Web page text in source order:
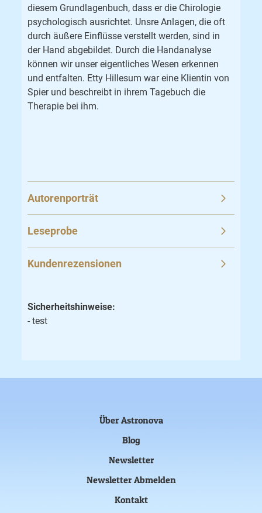
diesem Grundlagenbuch, dass er die Chirologie
psychologisch ausrichtet. Unsre Anlagen, die oft
durch äußere Einflüsse verstellt werden, sind in
der Hand abgebildet. Durch die Handanalyse
können wir unser eigentliches Wesen erkennen
und entfalten. Etty Hillesum war eine Klientin von
Spier und beschreibt in ihrem Tagebuch die
Therapie bei ihm.
Autorenporträt
Leseprobe
Kundenrezensionen
Sicherheitshinweise:
- test
Über Astronova
Blog
Newsletter
Newsletter Abmelden
Kontakt